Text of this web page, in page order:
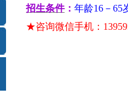
招生条件： 年龄16－65
★咨询微信手机：